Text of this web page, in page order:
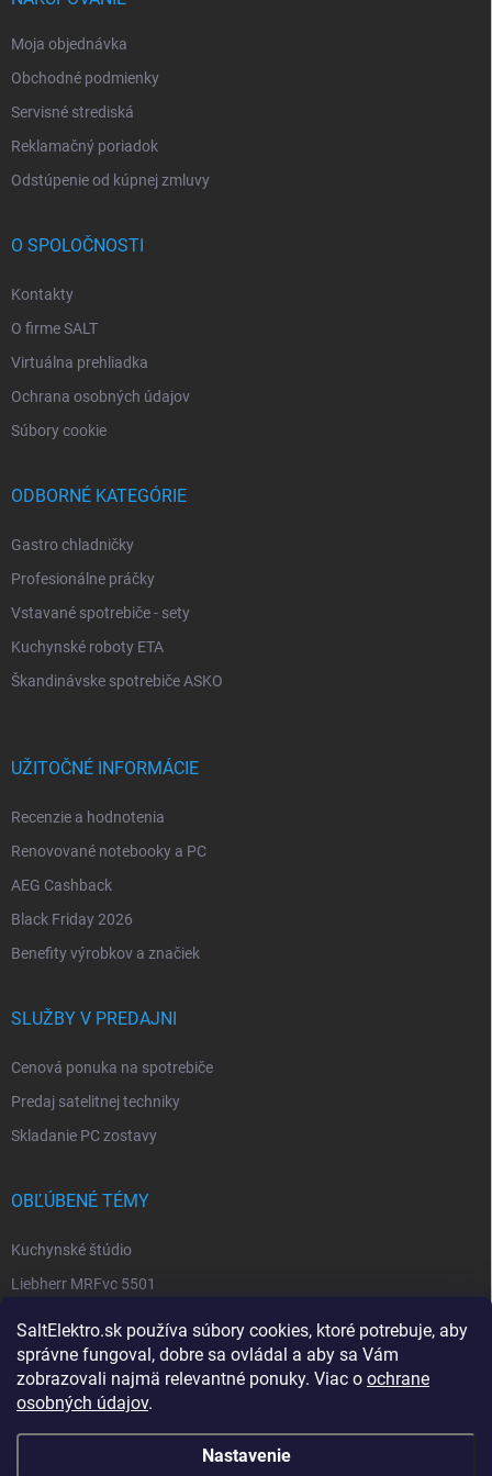
SaltElektro.sk používa súbory cookies, ktoré potrebuje, aby
správne fungoval, dobre sa ovládal a aby sa Vám
zobrazovali najmä relevantné ponuky. Viac o ochrane
osobných údajov.
Nastavenie
Moja objednávka
Obchodné podmienky
Servisné strediská
Reklamačný poriadok
Odstúpenie od kúpnej zmluvy
O SPOLOČNOSTI
Kontakty
O firme SALT
Virtuálna prehliadka
Ochrana osobných údajov
Súbory cookie
ODBORNÉ KATEGÓRIE
Gastro chladničky
Profesionálne práčky
Vstavané spotrebiče - sety
Kuchynské roboty ETA
Škandinávske spotrebiče ASKO
UŽITOČNÉ INFORMÁCIE
Recenzie a hodnotenia
Renovované notebooky a PC
AEG Cashback
Black Friday 2026
Benefity výrobkov a značiek
SLUŽBY V PREDAJNI
Cenová ponuka na spotrebiče
Predaj satelitnej techniky
Skladanie PC zostavy
OBĽÚBENÉ TÉMY
Kuchynské štúdio
Liebherr MRFvc 5501
Spotrebiče Miele
Biela technika